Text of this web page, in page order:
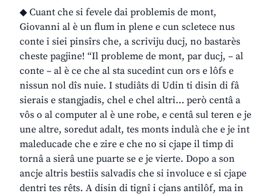
◆ Cuant che si fevele dai problemis de mont,
Giovanni al è un flum in plene e cun scletece nus
conte i siei pinsîrs che, a scriviju ducj, no bastarès
cheste pagjine! “Il probleme de mont, par ducj, – al
conte – al è ce che al sta sucedint cun ors e lôfs e
nissun nol dîs nuie. I studiâts di Udin ti disin di fâ
sierais e stangjadis, chel e chel altri… però centâ a
vôs o al computer al è une robe, e centâ sul teren e je
une altre, soredut adalt, tes monts indulà che e je int
maleducade che e zire e che no si cjape il timp di
tornâ a sierâ une puarte se e je vierte. Dopo a son
ancje altris bestiis salvadis che si involuce e si cjape
dentri tes rêts. A disin di tignî i cjans antilôf, ma in